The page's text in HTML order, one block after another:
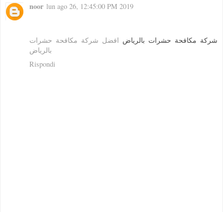
noor lun ago 26, 12:45:00 PM 2019
شركة مكافحة حشرات بالرياض افضل شركة مكافحة حشرات
بالرياض
Rispondi